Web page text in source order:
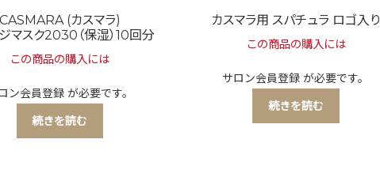
CASMARA (カスマラ)
マスク2030（保湿）10回分
この商品の購入には
ン会員登録が必要です。
続きを読む
カスマラ用 スパチュラ ロゴ入り
この商品の購入には
サロン会員登録 が必要です。
続きを読む